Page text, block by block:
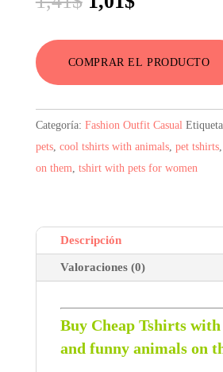
original
era:
1,41$.
actual
es:
1,01$.
COMPRAR EL PRODUCTO
Categoría: Fashion Outfit Casual
pets, cool tshirts with animals, pet tshirts,
on them, tshirt with pets for women
Descripción
Valoraciones (0)
Buy Cheap Tshirts
and funny animals on